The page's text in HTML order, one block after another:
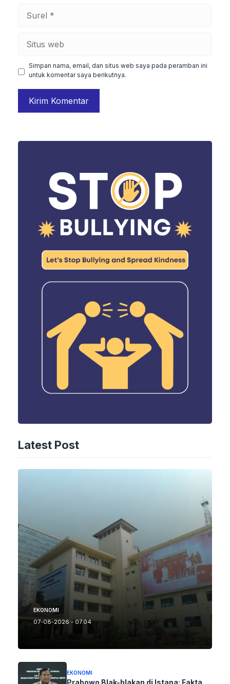
Simpan nama, email, dan situs web saya pada peramban ini
untuk komentar saya berikutnya.
Latest Post
EKONOMI
07-08-2026 - 07.04
EKONOMI
Prabowo Blak-blakan di Istana: Fakta